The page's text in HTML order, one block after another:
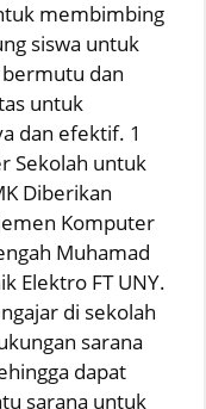
membimbing
siswa untuk
dan
untuk
dan efektif. 1
Sekolah untuk
Diberikan
Komputer
Muhamad
Elektro FT UNY.
di sekolah
sarana
dapat
sarana untuk